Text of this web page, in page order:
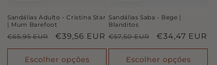
Sandálias Adulto - Cristina Star
| Mum Barefoot
Preço
normal
€65,95 EUR
Preço
de
saldo
€39,56 EUR
Escolher opções
Sandálias Saba - Bege |
Blanditos
Preço
normal
€57,50 EUR
Preço
de
saldo
€34,47 EUR
Escolher opções